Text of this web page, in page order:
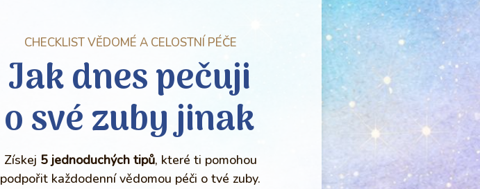
CHECKLIST VĚDOMÉ A CELOSTNÍ PÉČE
Jak dnes pečuji
o své zuby jinak
Získej 5 jednoduchých tipů, které ti pomohou
podpořit každodenní vědomou péči o tvé zuby.